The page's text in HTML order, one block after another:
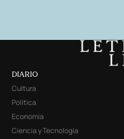
DIARIO
Cultura
Política
Economía
Ciencia y Tecnología